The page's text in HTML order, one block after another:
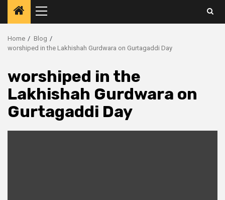
Primary
Menu
Home
Blog
worshiped in the Lakhishah Gurdwara on Gurtagaddi Day
worshiped in the
Lakhishah Gurdwara on
Gurtagaddi Day